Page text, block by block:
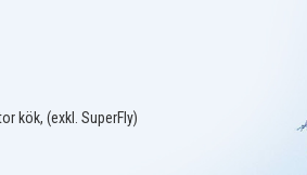
kök, (exkl. SuperFly)